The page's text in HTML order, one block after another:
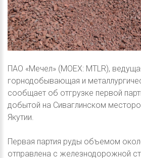
ПАО «Мечел» (MOEX: MTLR),
горнодобывающая и
сообщает об отгрузке первой
добытой на Сиваглинском
Якутии.
Первая партия руды объемом
отправлена с железнодорожной